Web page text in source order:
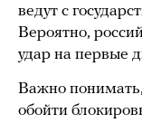
ведут с
Вероятно,
удар на первые
Важно
обойти